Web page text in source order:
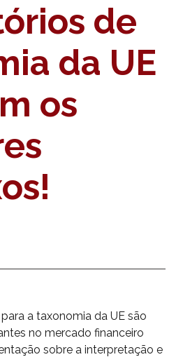
de
da UE
os
a taxonomia da UE são
no mercado financeiro
sobre a interpretação e